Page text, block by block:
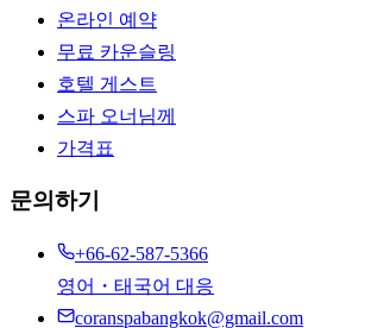
온라인 예약
무료 카운슬링
호텔 게스트
스파 오너님께
가격표
문의하기
+66-62-587-5366
영어・태국어 대응
coranspabangkok@gmail.com